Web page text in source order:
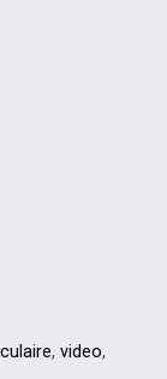
, video,